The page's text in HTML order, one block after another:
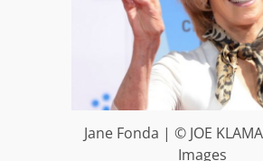
Jane Fonda | © JOE
Images